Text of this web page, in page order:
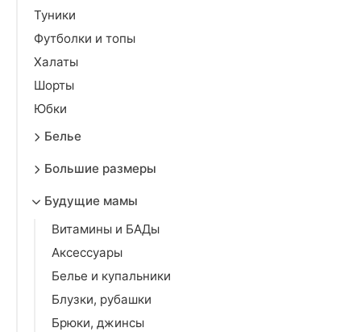
Туники
Футболки и топы
Халаты
Шорты
Юбки
Белье
Большие размеры
Будущие мамы
Витамины и БАДы
Аксессуары
Белье и купальники
Блузки, рубашки
Брюки, джинсы